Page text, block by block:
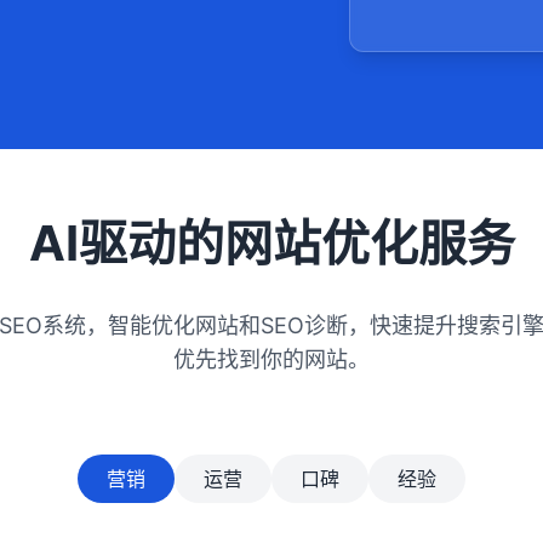
AI驱动的网站优化服务
系统，智能优化网站和SEO诊断，快速提升搜索引
优先找到你的网站。
营销 运营 口碑 经验